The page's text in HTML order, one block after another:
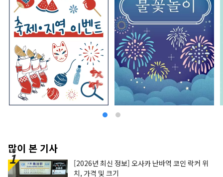
많이 본 기사
[2026년 최신 정보] 오사카 난바역 코인 락커 위
치, 가격 및 크기